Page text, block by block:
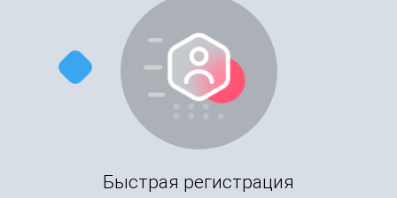
Быстрая регистрация